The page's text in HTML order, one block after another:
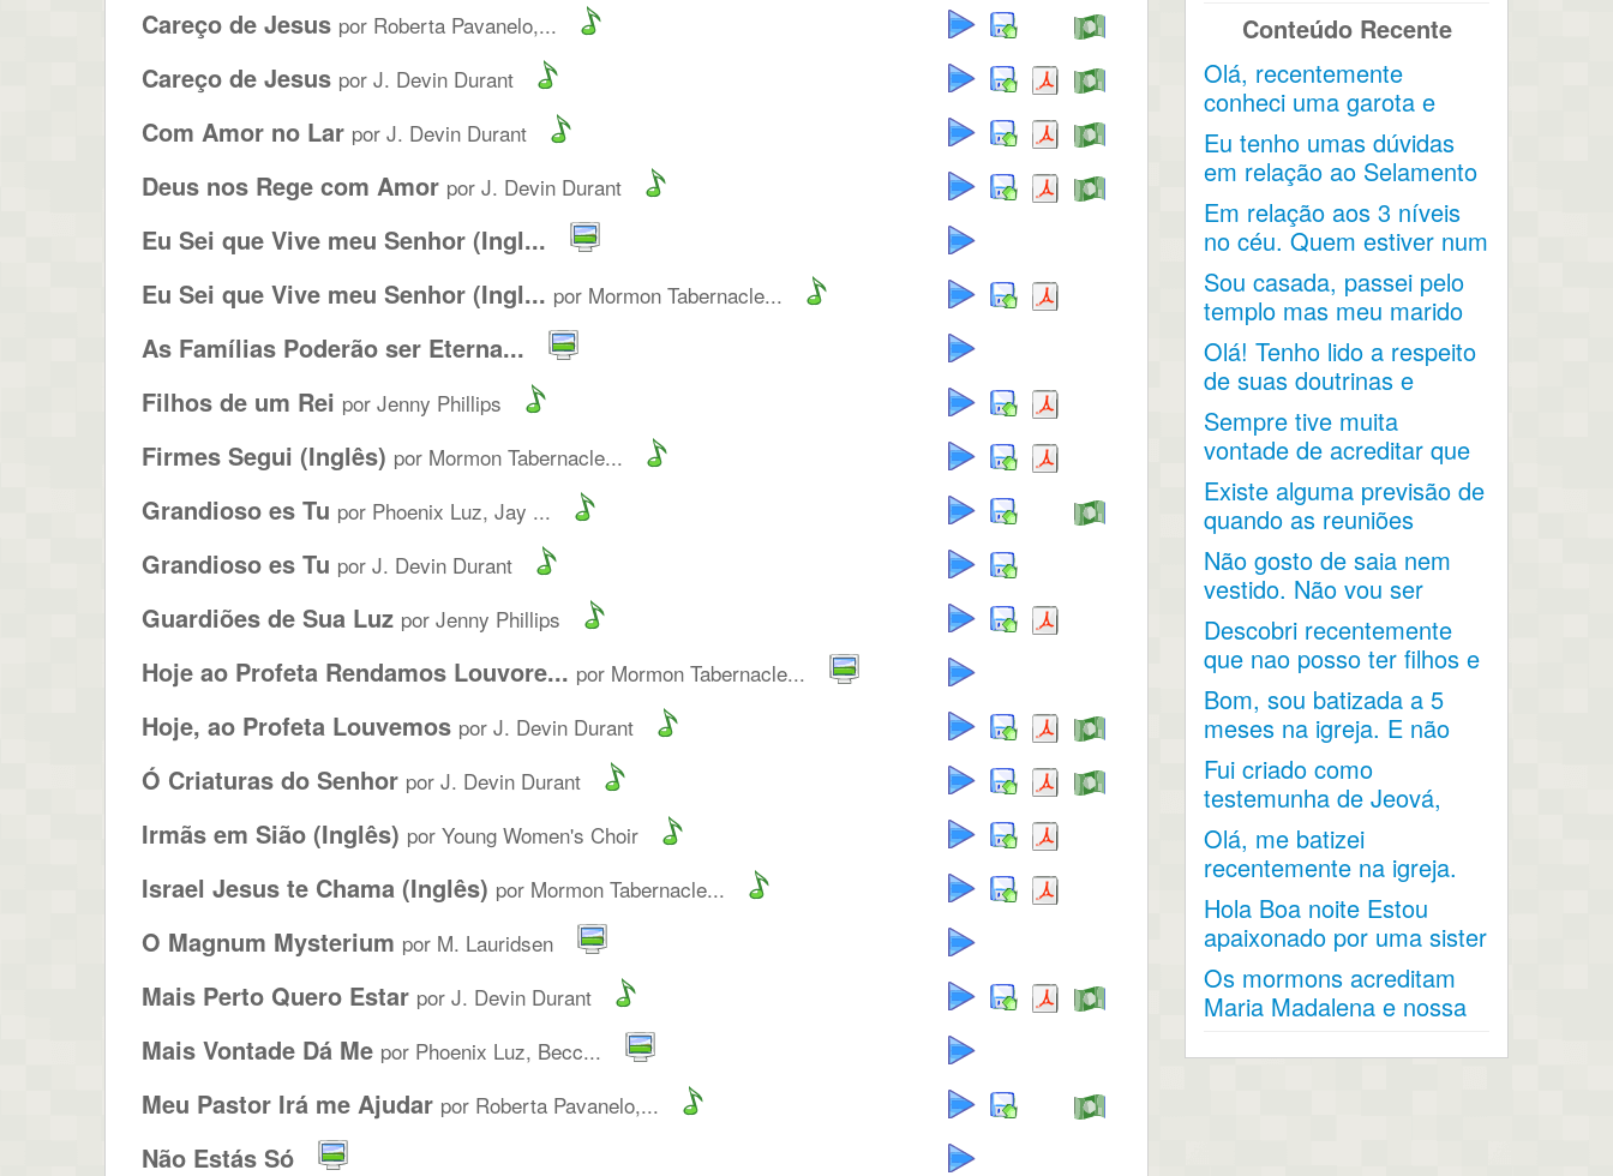
Careço de Jesus por Roberta Pavanelo,...
Careço de Jesus por J. Devin Durant
Com Amor no Lar por J. Devin Durant
Deus nos Rege com Amor por J. Devin Durant
Eu Sei que Vive meu Senhor (Ingl...
Eu Sei que Vive meu Senhor (Ingl... por Mormon Tabernacle...
As Famílias Poderão ser Eterna...
Filhos de um Rei por Jenny Phillips
Firmes Segui (Inglês) por Mormon Tabernacle...
Grandioso es Tu por Phoenix Luz, Jay ...
Grandioso es Tu por J. Devin Durant
Guardiões de Sua Luz por Jenny Phillips
Hoje ao Profeta Rendamos Louvore... por Mormon Tabernacle...
Hoje, ao Profeta Louvemos por J. Devin Durant
Ó Criaturas do Senhor por J. Devin Durant
Irmãs em Sião (Inglês) por Young Women's Choir
Israel Jesus te Chama (Inglês) por Mormon Tabernacle...
O Magnum Mysterium por M. Lauridsen
Mais Perto Quero Estar por J. Devin Durant
Mais Vontade Dá Me por Phoenix Luz, Becc...
Meu Pastor Irá me Ajudar por Roberta Pavanelo,...
Não Estás Só
Conteúdo Recente
Olá, recentemente
conheci uma garota e
acho que ela acabou...
Eu tenho umas dúvidas
em relação ao Selamento
e os 3 Graus de...
Em relação aos 3 níveis
no céu. Quem estiver num
nível terá...
Sou casada, passei pelo
templo mas meu marido
não aceita que eu
durma...
Olá! Tenho lido a respeito
de suas doutrinas e
entendi a...
Sempre tive muita
vontade de acreditar que
o matrimônio não
termina...
Existe alguma previsão de
quando as reuniões
voltarão a acontecer no...
Não gosto de saia nem
vestido. Não vou ser
aceita na igreja. Devo sair
?
Descobri recentemente
que nao posso ter filhos e
fui diagnosticada com...
Bom, sou batizada a 5
meses na igreja. E não
conseguir fazer
nenhuma...
Fui criado como
testemunha de Jeová,
mas agora penso em
fazer parte da...
Olá, me batizei
recentemente na igreja.
Gostaria de saber sobre
a...
Hola Boa noite Estou
apaixonado por uma sister
que já fez missão...
Os mormons acreditam
Maria Madalena e nossa